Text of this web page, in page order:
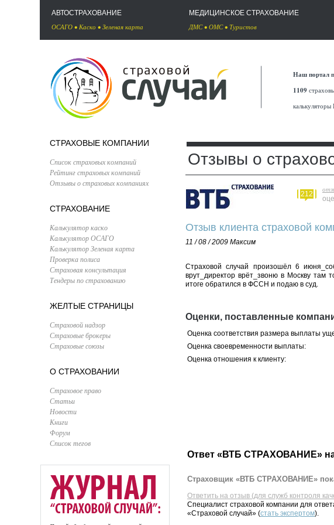
АВТОСТРАХОВАНИЕ
ОСАГО • Каско • Зеленая карта
МЕДИЦИНСКОЕ СТРАХОВАНИЕ
ДМС• ОМС• Туристов
Наш портал
1109
калькуляторы
СТРАХОВЫЕ КОМПАНИИ
Список страховых компаний
Рейтинг страховых компаний
Отзывы о страховых компаниях
СТРАХОВАНИЕ
Калькулятор каско
Калькулятор ОСАГО
Калькулятор Зеленая карта
Проверка полиса
Страховая консультация
Тендеры по страхованию
ЖЕЛТЫЕ СТРАНИЦЫ
Страховой надзор
Страховые брокеры
Страховые союзы
О СТРАХОВАНИИ
Страховое право
Статьи
Новости
Книги
Форум
Список тегов
Отзывы о
212
Отзыв клиента страховой
11 / 08 / 2009 Максим
Страховой случай произошёл 6
врут_директор врёт_звоню в Москву там
итоге обратился в ФССН и подаю в суд.
Оценки, поставленные
Оценка соответствия размера выплаты
Оценка своевременности выплаты:
Оценка отношения к клиенту:
Ответ «ВТБ СТРАХОВАНИЕ»
Страховщик «ВТБ СТРАХОВАНИЕ»
Ответить на отзыв (для служб контроля
Специалист страховой компании для
«Страховой случай» (стать экспертом).